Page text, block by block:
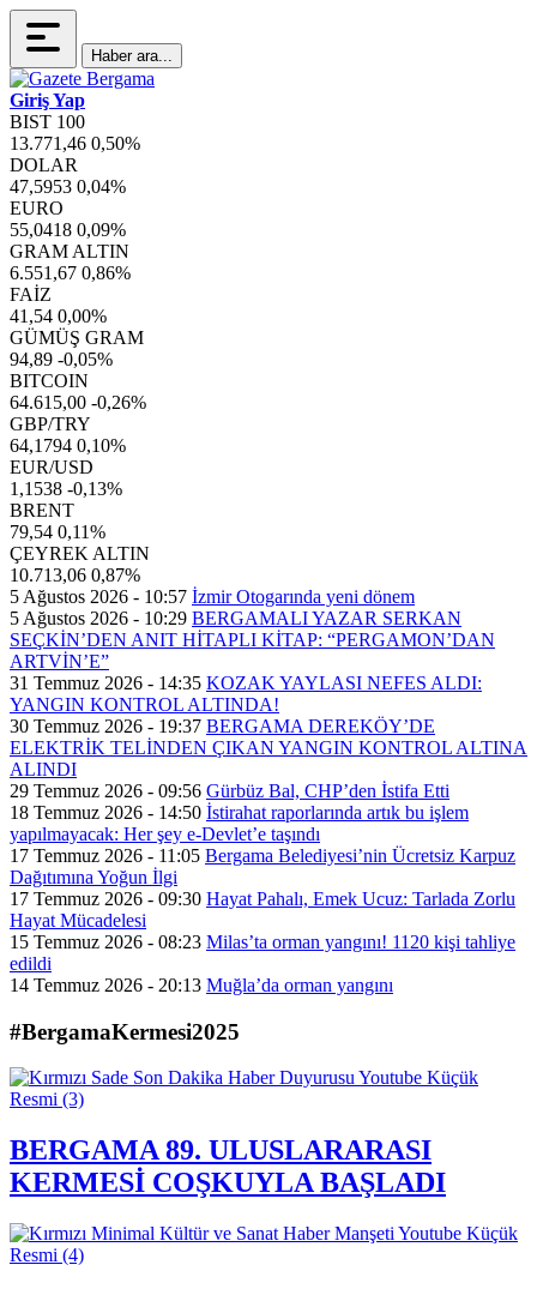
Haber ara...
Giriş Yap
BIST 100
13.771,46 0,50%
DOLAR
47,5953 0,04%
EURO
55,0418 0,09%
GRAM ALTIN
6.551,67 0,86%
FAİZ
41,54 0,00%
GÜMÜŞ GRAM
94,89 -0,05%
BITCOIN
64.615,00 -0,26%
GBP/TRY
64,1794 0,10%
EUR/USD
1,1538 -0,13%
BRENT
79,54 0,11%
ÇEYREK ALTIN
10.713,06 0,87%
5 Ağustos 2026 - 10:57 İzmir Otogarında yeni dönem
5 Ağustos 2026 - 10:29 BERGAMALI YAZAR SERKAN
SEÇKİN’DEN ANIT HİTAPLI KİTAP: “PERGAMON’DAN
ARTVİN’E”
31 Temmuz 2026 - 14:35 KOZAK YAYLASI NEFES ALDI:
YANGIN KONTROL ALTINDA!
30 Temmuz 2026 - 19:37 BERGAMA DEREKÖY’DE
ELEKTRİK TELİNDEN ÇIKAN YANGIN KONTROL ALTINA
ALINDI
29 Temmuz 2026 - 09:56 Gürbüz Bal, CHP’den İstifa Etti
18 Temmuz 2026 - 14:50 İstirahat raporlarında artık bu işlem
yapılmayacak: Her şey e-Devlet’e taşındı
17 Temmuz 2026 - 11:05 Bergama Belediyesi’nin Ücretsiz Karpuz
Dağıtımına Yoğun İlgi
17 Temmuz 2026 - 09:30 Hayat Pahalı, Emek Ucuz: Tarlada Zorlu
Hayat Mücadelesi
15 Temmuz 2026 - 08:23 Milas’ta orman yangını! 1120 kişi tahliye
edildi
14 Temmuz 2026 - 20:13 Muğla’da orman yangını
#BergamaKermesi2025
BERGAMA 89. ULUSLARARASI
KERMESİ COŞKUYLA BAŞLADI